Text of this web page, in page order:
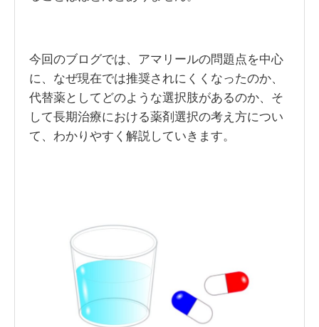
今回のブログでは、アマリールの問題点を中心
に、なぜ現在では推奨されにくくなったのか、
代替薬としてどのような選択肢があるのか、そ
して長期治療における薬剤選択の考え方につい
て、わかりやすく解説していきます。